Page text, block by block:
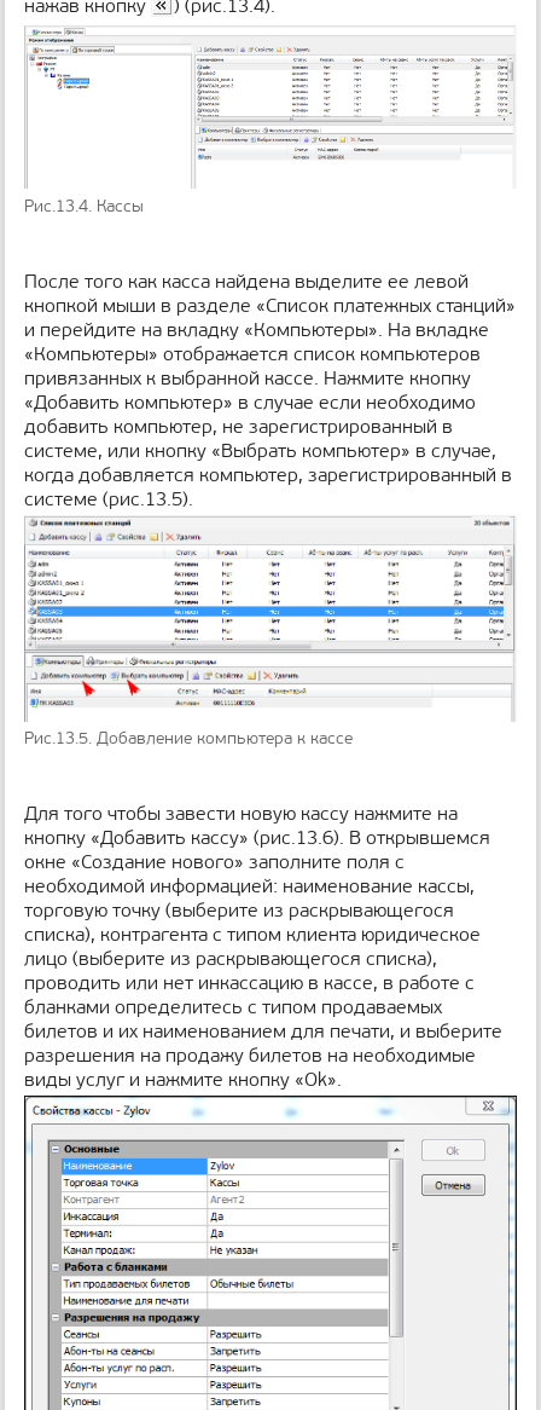
нажав кнопку ) (рис.13.4).
Рис.13.4. Кассы
После того как касса найдена выделите ее левой
кнопкой мыши в разделе «Список платежных станций»
и перейдите на вкладку «Компьютеры». На вкладке
«Компьютеры» отображается список компьютеров
привязанных к выбранной кассе. Нажмите кнопку
«Добавить компьютер» в случае если необходимо
добавить компьютер, не зарегистрированный в
системе, или кнопку «Выбрать компьютер» в случае,
когда добавляется компьютер, зарегистрированный в
системе (рис.13.5).
Рис.13.5. Добавление компьютера к кассе
Для того чтобы завести новую кассу нажмите на
кнопку «Добавить кассу» (рис.13.6). В открывшемся
окне «Создание нового» заполните поля с
необходимой информацией: наименование кассы,
торговую точку (выберите из раскрывающегося
списка), контрагента с типом клиента юридическое
лицо (выберите из раскрывающегося списка),
проводить или нет инкассацию в кассе, в работе с
бланками определитесь с типом продаваемых
билетов и их наименованием для печати, и выберите
разрешения на продажу билетов на необходимые
виды услуг и нажмите кнопку «Ok».